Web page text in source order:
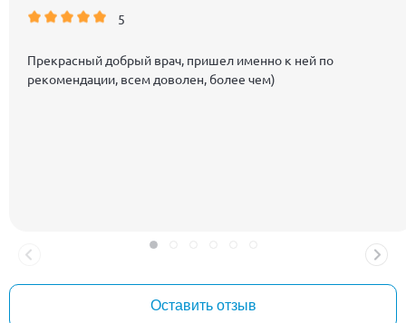
5
Прекрасный добрый врач, пришел именно к ней по
рекомендации, всем доволен, более чем)
Оставить отзыв